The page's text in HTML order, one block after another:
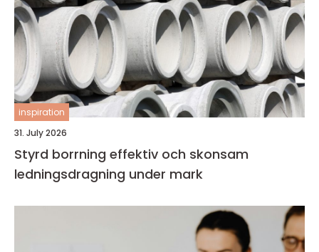
inspiration
31. July 2026
Styrd borrning effektiv och skonsam
ledningsdragning under mark